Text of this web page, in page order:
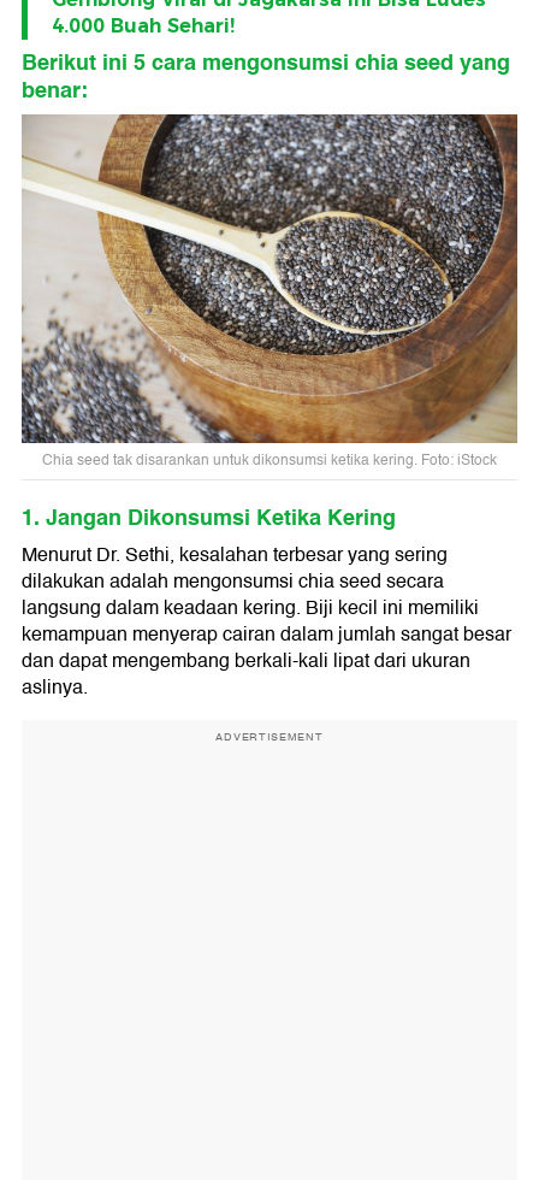
4.000 Buah Sehari!
Berikut ini 5 cara mengonsumsi chia seed yang
benar:
Chia seed tak disarankan untuk dikonsumsi ketika kering. Foto: iStock
1. Jangan Dikonsumsi Ketika Kering
Menurut Dr. Sethi, kesalahan terbesar yang sering
dilakukan adalah mengonsumsi chia seed secara
langsung dalam keadaan kering. Biji kecil ini memiliki
kemampuan menyerap cairan dalam jumlah sangat besar
dan dapat mengembang berkali-kali lipat dari ukuran
aslinya.
ADVERTISEMENT